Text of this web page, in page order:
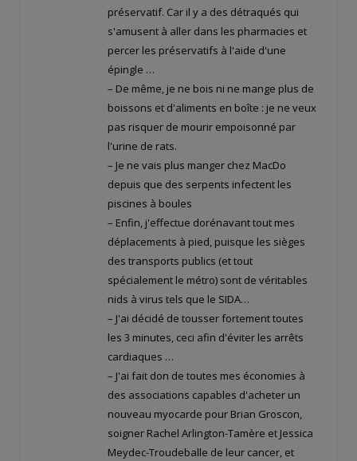
préservatif. Car il y a des détraqués qui
s'amusent à aller dans les pharmacies et
percer les préservatifs à l'aide d'une
épingle …
– De même, je ne bois ni ne mange plus de
boissons et d'aliments en boîte : je ne veux
pas risquer de mourir empoisonné par
l'urine de rats.
– Je ne vais plus manger chez MacDo
depuis que des serpents infectent les
piscines à boules
– Enfin, j'effectue dorénavant tout mes
déplacements à pied, puisque les sièges
des transports publics (et tout
spécialement le métro) sont de véritables
nids à virus tels que le SIDA…
– J'ai décidé de tousser fortement toutes
les 3 minutes, ceci afin d'éviter les arrêts
cardiaques …
– J'ai fait don de toutes mes économies à
des associations capables d'acheter un
nouveau myocarde pour Brian Groscon,
soigner Rachel Arlington-Tamère et Jessica
Meydec-Troudeballe de leur cancer, et